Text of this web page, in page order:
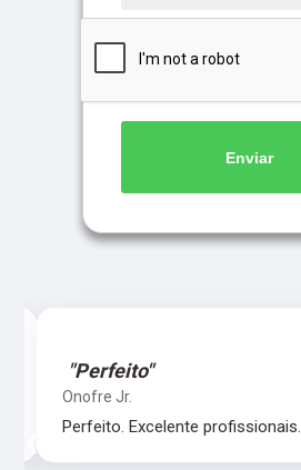
Enviar
"Perfeito"
Onofre Jr.
Perfeito. Excelente profissionais.
‹